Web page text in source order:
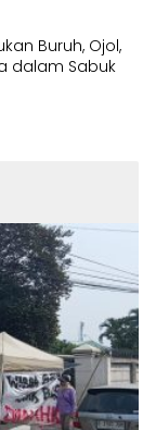
Buruh, Ojol,
dalam Sabuk